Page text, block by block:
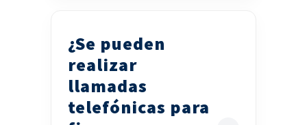
¿Se pueden
realizar
llamadas
telefónicas para